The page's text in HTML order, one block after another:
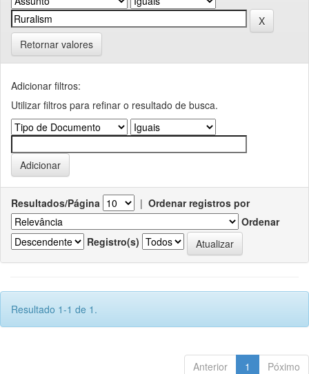
Retornar valores
Adicionar filtros:
Utilizar filtros para refinar o resultado de busca.
Resultados/Página | Ordenar registros por
Ordenar
Registro(s)
Resultado 1-1 de 1.
Anterior 1 Póximo